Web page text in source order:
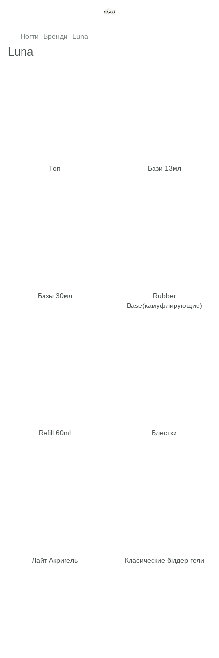
Ногти Бренди Luna
Luna
Топ Бази 13мл
Базы 30мл
Rubber
Base(камуфлирующие)
Refill 60ml Блестки
Лайт Акригель Класические білдер гели